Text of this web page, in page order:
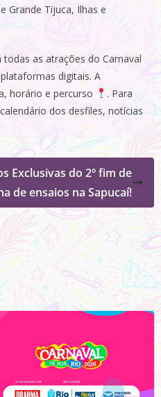
Grande Tijuca, Ilhas e
as atrações do Carnaval
digitais. A
horário e percurso
. Para
dos desfiles, notícias
Exclusivas do 2º fim de
de ensaios na Sapucaí!